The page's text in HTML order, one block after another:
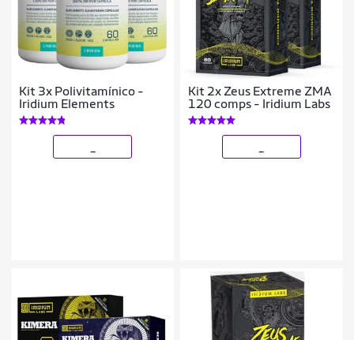
Kit 3x Polivitamínico -
Iridium Elements
Kit 2x Zeus Extreme ZMA
120 comps - Iridium Labs